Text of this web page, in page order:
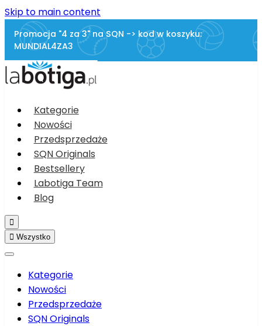
Skip to main content
Promocja "4 za 3" na SQN -> kod w koszyku:
MUNDIAL4ZA3
Kategorie
Nowości
Przedsprzedaże
SQN Originals
Bestsellery
Labotiga Team
Blog

 Wszystko
Kategorie
Nowości
Przedsprzedaże
SQN Originals